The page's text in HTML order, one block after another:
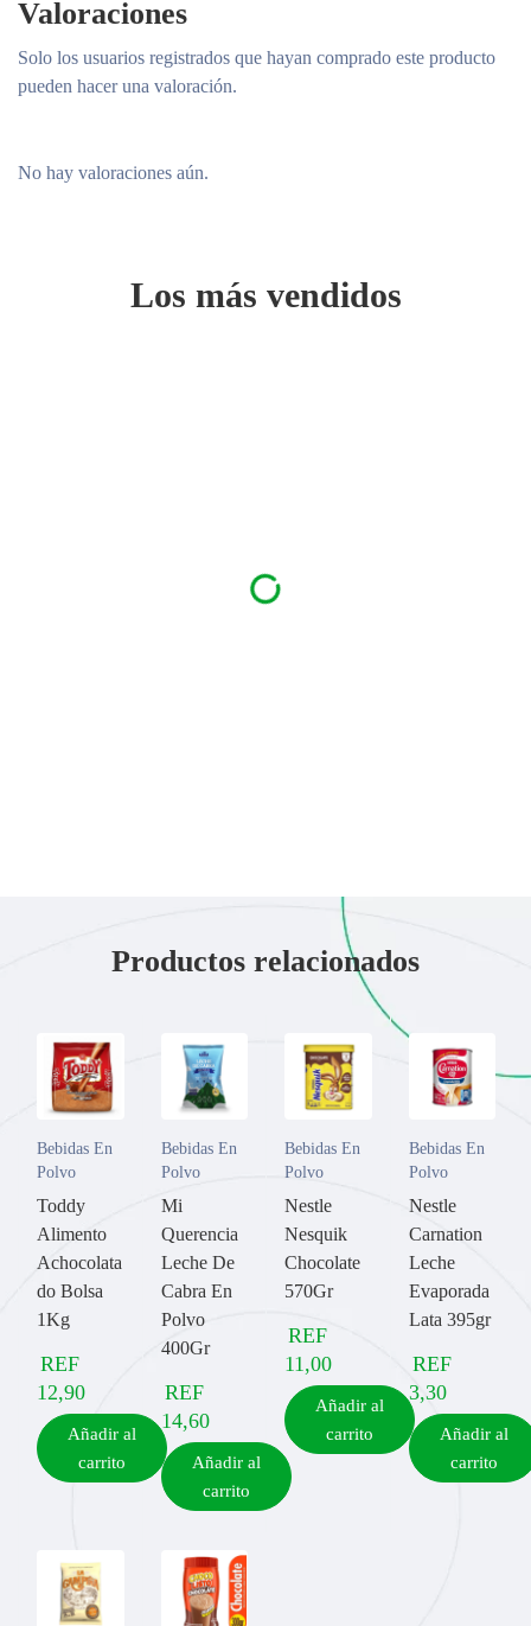
Valoraciones
No hay valoraciones aún.
Solo los usuarios registrados que hayan comprado este producto
pueden hacer una valoración.
Los más vendidos
Productos relacionados
Bebidas En
Polvo
Toddy
Alimento
Achocolata
do Bolsa
1Kg
REF
12,90
Añadir al
carrito
Bebidas En
Polvo
Mi
Querencia
Leche De
Cabra En
Polvo
400Gr
REF
14,60
Añadir al
carrito
Bebidas En
Polvo
Nestle
Nesquik
Chocolate
570Gr
REF
11,00
Añadir al
carrito
Bebidas En
Polvo
Nestle
Carnation
Leche
Evaporada
Lata 395gr
REF
3,30
Añadir al
carrito